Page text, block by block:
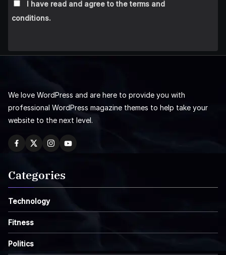
I have read and agree to the terms and
conditions.
We love WordPress and are here to provide you with
professional WordPress magazine themes to help take your
website to the next level.
Categories
Technology
Fitness
Politics